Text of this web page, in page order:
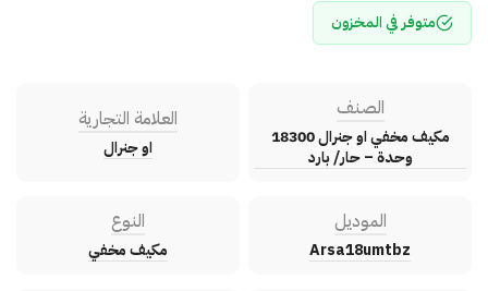
متوفر في المخزون
الصنف
مكيف مخفي او جنرال 18300
وحدة – حار/ بارد
العلامة التجارية
او جنرال
الموديل
Arsa18umtbz
النوع
مكيف مخفي